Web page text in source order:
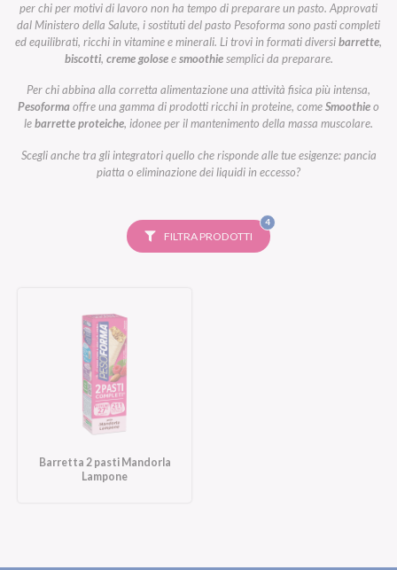
per chi per motivi di lavoro non ha tempo di preparare un pasto. Approvati
dal Ministero della Salute, i sostituti del pasto Pesoforma sono pasti completi
ed equilibrati, ricchi in vitamine e minerali. Li trovi in formati diversibarrette,
biscotti, creme goloseesmoothiesemplici da preparare.
Per chi abbina alla corretta alimentazione una attività fisica più intensa,
Pesoformaoffre una gamma di prodotti ricchi in proteine, comeSmoothieo
lebarrette proteiche, idonee per il mantenimento della massa muscolare.
Scegli anche tra gli integratori quello che risponde alle tue esigenze: pancia
piatta o eliminazione dei liquidi in eccesso?
FILTRA PRODOTTI
4FILTRI
SELEZIONATI
Barretta 2 pasti Mandorla
Lampone